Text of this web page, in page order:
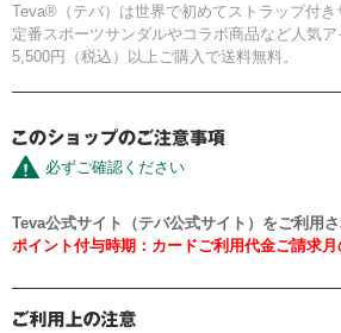
Teva®（テバ）は世界で初めてストラップ付き
定番スポーツサンダルやコラボ商品など人気ア
5,500円（税込）以上ご購入で送料無料。
必ずご確認ください
Teva公式サイト（テバ公式サイト）をご利用
ポイント付与時期：カードご利用代金ご請求